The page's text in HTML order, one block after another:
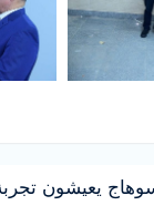
يعيشون تجربة